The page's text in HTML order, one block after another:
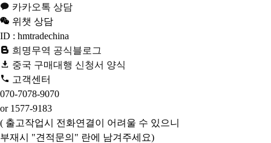
카카오톡 상담
위챗 상담
ID : hmtradechina
희명무역 공식블로그
중국 구매대행 신청서 양식
고객센터
070-7078-9070
or 1577-9183
( 출고작업시 전화연결이 어려울 수 있으니
부재시 "견적문의" 란에 남겨주세요)